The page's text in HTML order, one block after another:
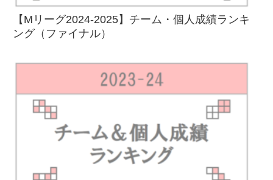
【Mリーグ2024-2025】チーム・個人成績ランキ
ング（ファイナル）